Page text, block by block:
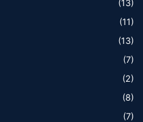
(13)
(11)
(13)
(7)
(2)
(8)
(7)